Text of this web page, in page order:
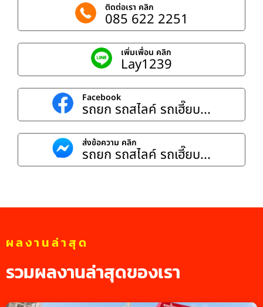
ติดต่อเรา คลิก
085 622 2251
เพิ่มเพื่อน คลิก
Lay1239
Facebook
รถยก รถสไลค์ รถเฮี๊ยบ...
ส่งข้อความ คลิก
รถยก รถสไลค์ รถเฮี๊ยบ...
ผลงานล่าสุด
รวมผลงานล่าสุดของเรา